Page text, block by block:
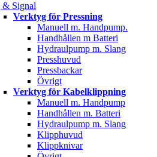
& Signal
Verktyg för Pressning
Manuell m. Handpump.
Handhållen m Batteri
Hydraulpump m. Slang
Presshuvud
Pressbackar
Övrigt
Verktyg för Kabelklippning
Manuell m. Handpump
Handhållen m. Batteri
Hydraulpump m. Slang
Klipphuvud
Klippknivar